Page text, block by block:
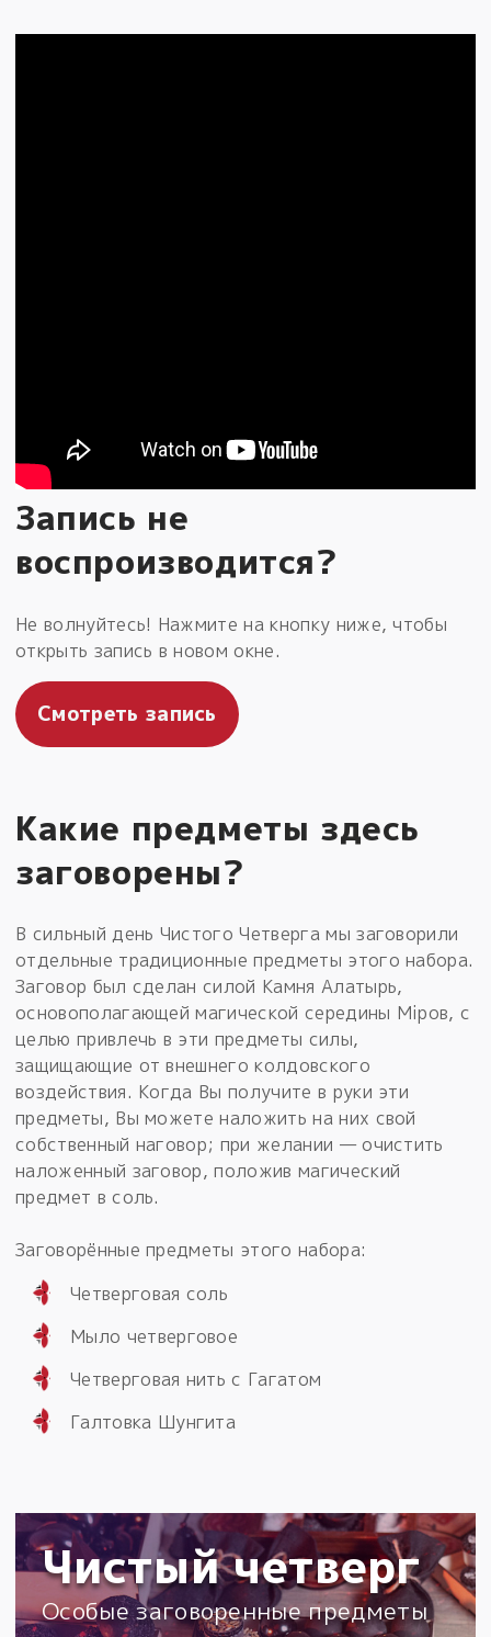
Запись не
воспроизводится?
Не волнуйтесь! Нажмите на кнопку ниже, чтобы
открыть запись в новом окне.
Смотреть запись
Какие предметы здесь
заговорены?
В сильный день Чистого Четверга мы заговорили
отдельные традиционные предметы этого набора.
Заговор был сделан силой Камня Алатырь,
основополагающей магической середины Мiров, с
целью привлечь в эти предметы силы,
защищающие от внешнего колдовского
воздействия. Когда Вы получите в руки эти
предметы, Вы можете наложить на них свой
собственный наговор; при желании — очистить
наложенный заговор, положив магический
предмет в соль.
Заговорённые предметы этого набора:
Четверговая соль
Мыло четверговое
Четверговая нить с Гагатом
Галтовка Шунгита
Чистый четверг
Особые заговоренные предметы